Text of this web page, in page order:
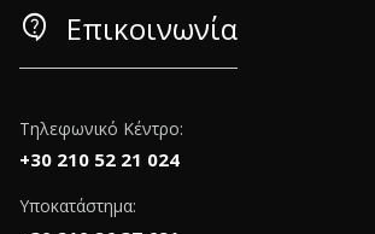
contact_support Επικοινωνία
Τηλεφωνικό Κέντρο:
+30 210 52 21 024
Υποκατάστημα: